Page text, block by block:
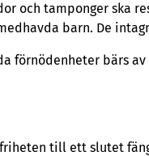
och tamponger ska
barn. De
förnödenheter bärs av
friheten till ett slutet